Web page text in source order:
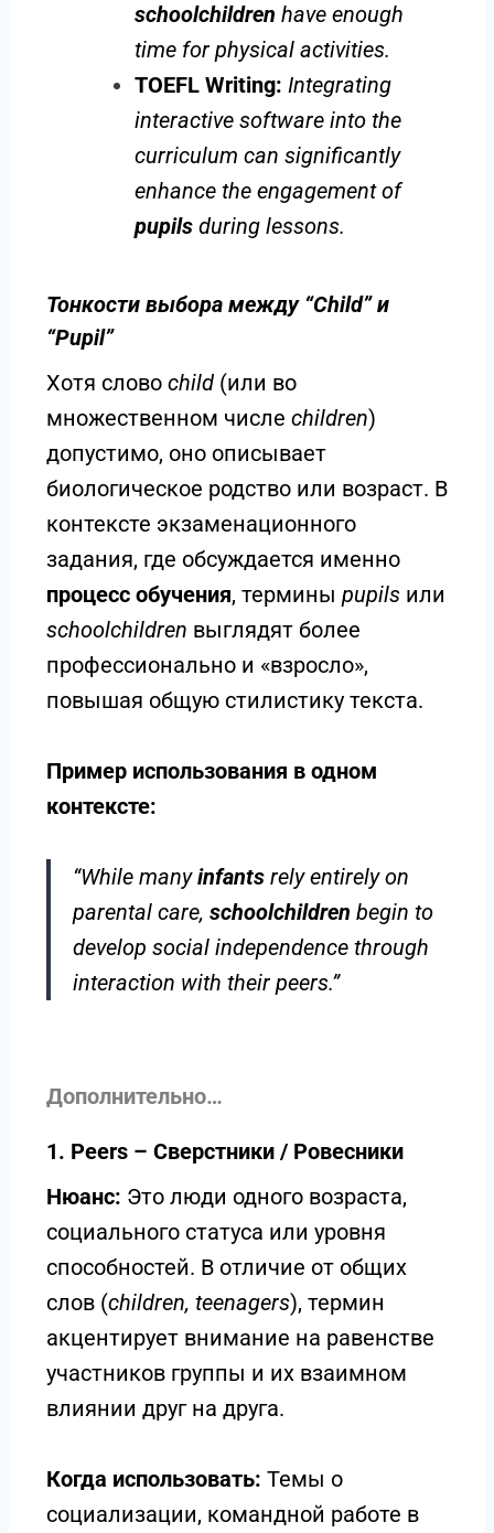
schoolchildren have enough
time for physical activities.
TOEFL Writing: Integrating
interactive software into the
curriculum can significantly
enhance the engagement of
pupils during lessons.
Тонкости выбора между “Child” и
“Pupil”
Хотя слово child (или во
множественном числе children)
допустимо, оно описывает
биологическое родство или возраст. В
контексте экзаменационного
задания, где обсуждается именно
процесс обучения, термины pupils или
schoolchildren выглядят более
профессионально и «взросло»,
повышая общую стилистику текста.
Пример использования в одном
контексте:
“While manyinfants rely entirely on
parental care, schoolchildren begin to
develop social independence through
interaction with their peers.”
Дополнительно…
1. Peers – Сверстники / Ровесники
Нюанс: Это люди одного возраста,
социального статуса или уровня
способностей. В отличие от общих
слов (children, teenagers), термин
акцентирует внимание на равенстве
участников группы и их взаимном
влиянии друг на друга.
Когда использовать: Темы о
социализации, командной работе в